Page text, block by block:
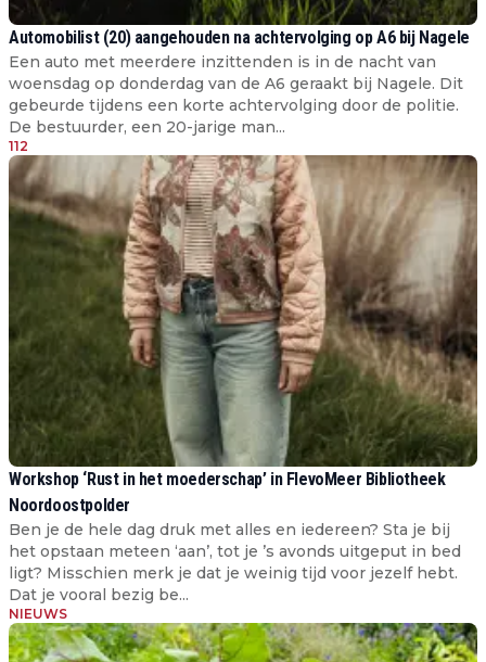
Automobilist (20) aangehouden na achtervolging op A6 bij Nagele
Een auto met meerdere inzittenden is in de nacht van
woensdag op donderdag van de A6 geraakt bij Nagele. Dit
gebeurde tijdens een korte achtervolging door de politie.
De bestuurder, een 20-jarige man...
112
Workshop ‘Rust in het moederschap’ in FlevoMeer Bibliotheek
Noordoostpolder
Ben je de hele dag druk met alles en iedereen? Sta je bij
het opstaan meteen ‘aan’, tot je ’s avonds uitgeput in bed
ligt? Misschien merk je dat je weinig tijd voor jezelf hebt.
Dat je vooral bezig be...
NIEUWS